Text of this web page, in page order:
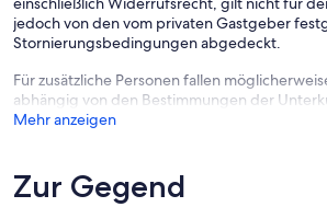
jedoch von den vom privaten Gastgeber
Stornierungsbedingungen abgedeckt.
Für zusätzliche Personen fallen
abhängig von den Bestimmungen der
Mehr anzeigen
Zur Gegend